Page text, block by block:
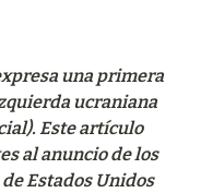
una primera
ucraniana
Este artículo
al anuncio de los
Estados Unidos